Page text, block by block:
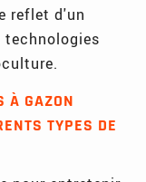
reflet d'un
technologies
À GAZON
TYPES DE